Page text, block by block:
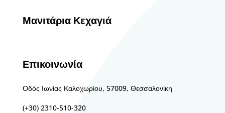
Μανιτάρια Κεχαγιά
Επικοινωνία
Οδός Ιωνίας Καλοχωρίου, 57009, Θεσσαλονίκη
(+30) 2310-510-320